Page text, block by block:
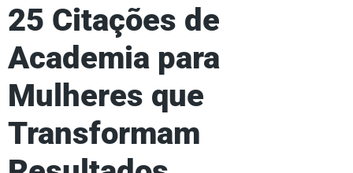
25 Citações de
Academia para
Mulheres que
Transformam